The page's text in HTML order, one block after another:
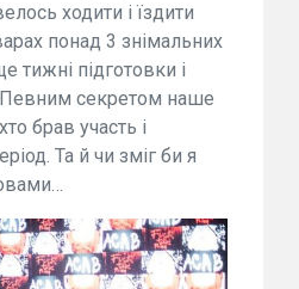
ходити і їздити
понад 3 знімальних
тижні підготовки і
Певним секретом наше
брав участь і
Та й чи зміг би я